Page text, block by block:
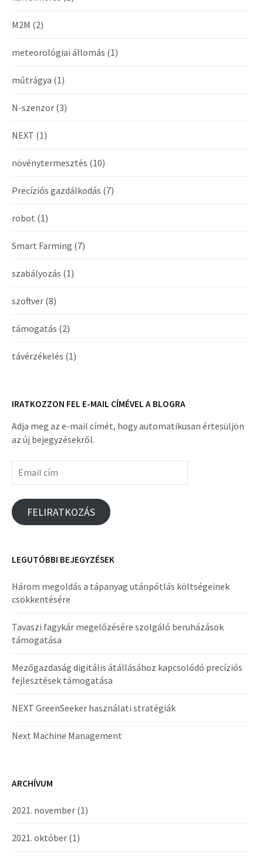
M2M (2)
meteorológiai állomás (1)
műtrágya (1)
N-szenzor (3)
NEXT (1)
növénytermesztés (10)
Precíziós gazdálkodás (7)
robot (1)
Smart Farming (7)
szabályozás (1)
szoftver (8)
támogatás (2)
távérzékelés (1)
IRATKOZZON FEL E-MAIL CÍMÉVEL A BLOGRA
Adja meg az e-mail címét, hogy automatikusan értesüljön
az új bejegyzésekről.
cím
FELIRATKOZÁS
LEGUTÓBBI BEJEGYZÉSEK
Három megoldás a tápanyag utánpótlás költségeinek
csökkentésére
Tavaszi fagykár megelőzésére szolgáló beruházások
támogatása
Mezőgazdaság digitális átállásához kapcsolódó precíziós
fejlesztések támogatása
NEXT GreenSeeker használati stratégiák
Next Machine Management
ARCHÍVUM
2021. november (1)
2021. október (1)